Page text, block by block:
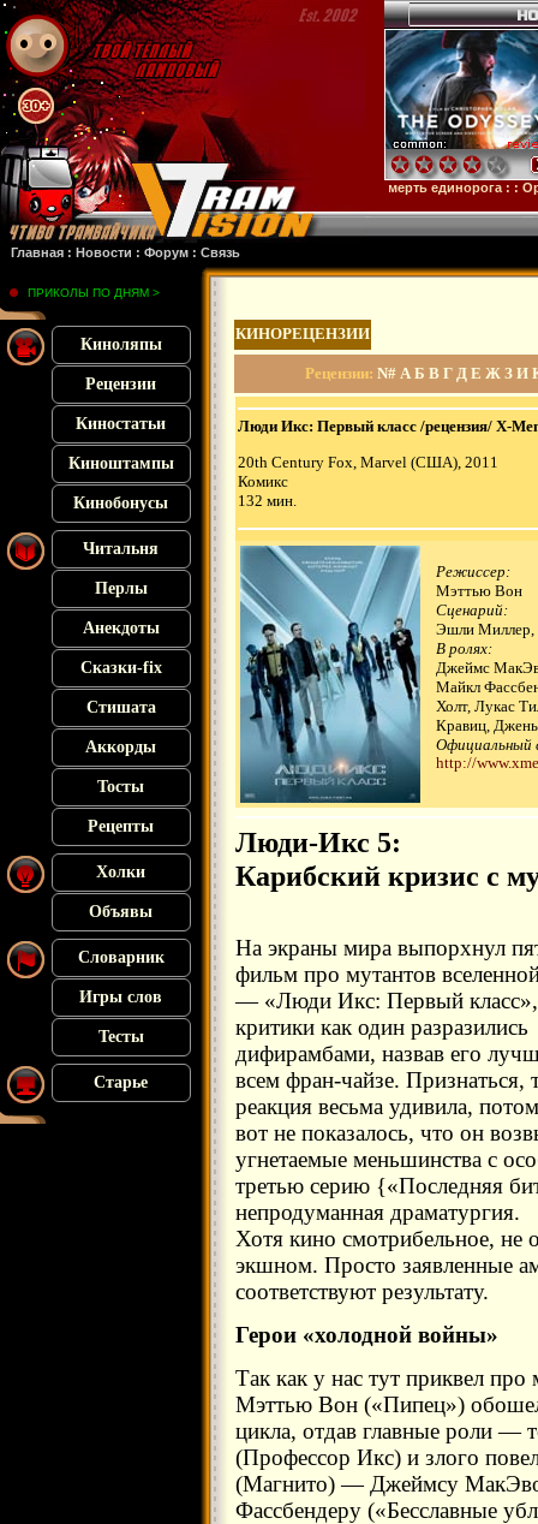
Главная : Новости : Форум : Связь
: :Микки 17: :Субстанция : :28 лет спустя Смерть единорога: :Орудия: :
ПРИКОЛЫ ПО ДНЯМ >
Киноляпы
Рецензии
Киностатьи
Киноштампы
Кинобонусы
Читальня
Перлы
Анекдоты
Сказки-fix
Стишата
Аккорды
Тосты
Рецепты
Холки
Объявы
Словарник
Игры слов
Тесты
Старье
КИНОРЕЦЕНЗИИ
Рецензии: N# А Б В Г Д Е Ж З И
Люди Икс: Первый класс /рецензия/ X-
20th Century Fox, Marvel (США), 2011
Комикс
132 мин.
Режиссер:
Мэттью Вон
Сценарий:
Эшли Миллер,
В ролях:
Джеймс
Майкл
Холт, Лукас
Кравиц,
Официальный
http://
Люди-Икс 5:
Карибский кризис с
На экраны мира выпорхнул
фильм про мутантов
— «Люди Икс: Первый
критики как один разразились
дифирамбами, назвав его
всем фран-чайзе. Признаться,
реакция весьма удивила,
вот не показалось, что он
угнетаемые меньшинства с
третью серию {«Последняя
непродуманная драматургия.
Хотя кино смотрибельное,
экшном. Просто заявленные
соответствуют результату.
Герои «холодной войны»
Так как у нас тут приквел
Мэттью Вон («Пипец»)
цикла, отдав главные роли —
(Профессор Икс) и злого
(Магнито) — Джеймсу
Фассбендеру («Бесславные